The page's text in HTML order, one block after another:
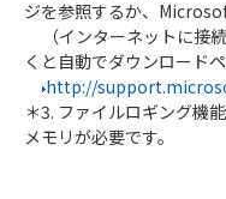
ジを参照するか、
（インターネットに接
くと自動でダウンロード
http://
＊3. ファイルロギング機
メモリが必要です。